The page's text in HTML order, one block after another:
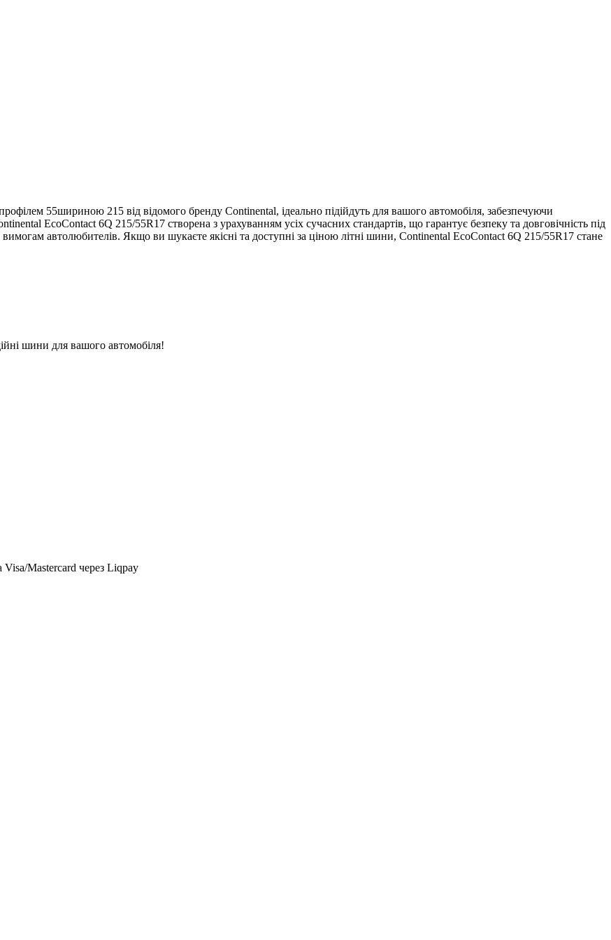
55шириною 215 від відомого бренду Continental, ідеально підійдуть для вашого автомобіля, забезпечуючи
EcoContact 6Q 215/55R17 створена з урахуванням усіх сучасних стандартів, що гарантує безпеку та довговічність під
автолюбителів. Якщо ви шукаєте якісні та доступні за ціною літні шини, Continental EcoContact 6Q 215/55R17 стане
шини для вашого автомобіля!